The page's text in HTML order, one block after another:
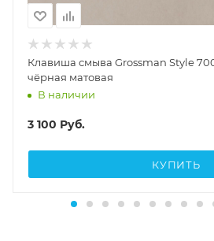
Клавиша смыва Grossman Style
чёрная матовая
В наличии
3 100 Руб.
КУПИТЬ